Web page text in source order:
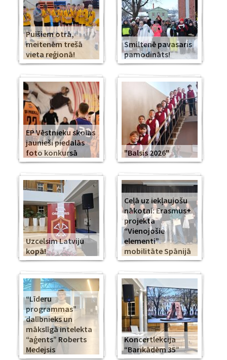
Puišiem otrā,
meitenēm trešā
vieta reģionā!
Smiltenē pavasaris
pamodināts!
EP Vēstnieku skolas
jaunieši piedalās
foto konkursā
"Balsis 2026"
Uzcelsim Latviju
kopā!
Ceļā uz iekļaujošu
nākotni: Erasmus+
projekta
“Vienojošie
elementi”
mobilitāte Spānijā
“Līderu
programmas”
dalībnieks un
mākslīgā intelekta
“aģents” Roberts
Medejsis
Koncertlekcija
“Barikādēm 35”